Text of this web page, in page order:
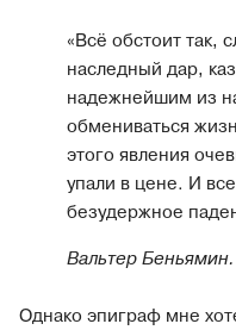
«Всё обстоит так,
наследный дар,
надежнейшим из
обмениваться
этого явления
упали в цене. И
безудержное
Вальтер Беньямин.
Однако эпиграф мне